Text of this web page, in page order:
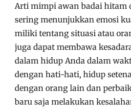
Arti mimpi awan badai hitam
sering menunjukkan emosi
miliki tentang situasi atau
juga dapat membawa
dalam hidup Anda dalam
dengan hati-hati, hidup
dengan orang lain dan
baru saja melakukan